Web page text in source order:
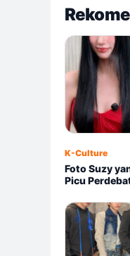
K-Culture
Foto Suzy
Picu